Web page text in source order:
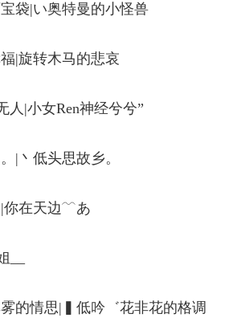
袋|い奥特曼的小怪兽
|旋转木马的悲哀
人|小女Ren神经兮兮”
|丶低头思故乡。
在天边﹋あ
的情思|▍低吟゛花非花的格调